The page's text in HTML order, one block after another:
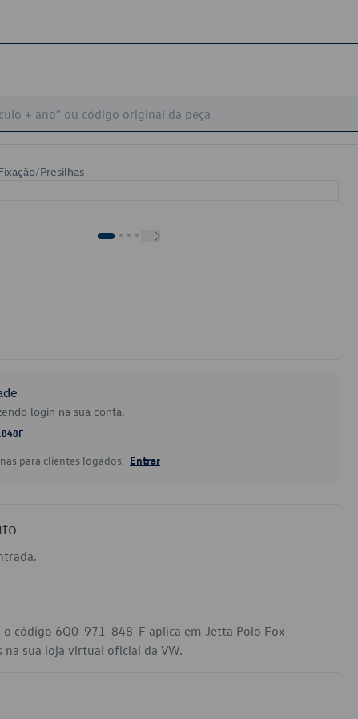
/Presilhas
login na sua conta.
para clientes logados. Entrar
o código 6Q0-971-848-F aplica em Jetta Polo Fox
na sua loja virtual oficial da VW.